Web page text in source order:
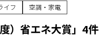
イフ 空調・家電
）省エネ大賞」4件